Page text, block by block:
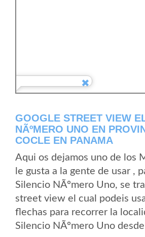
GOOGLE STREET VIEW
NÃºMERO UNO EN
COCLE EN PANAMA
Aqui os dejamos uno de los
le gusta a la gente de usar ,
Silencio NÃºmero Uno, se
street view el cual podeis
flechas para recorrer la
Silencio NÃºmero Uno